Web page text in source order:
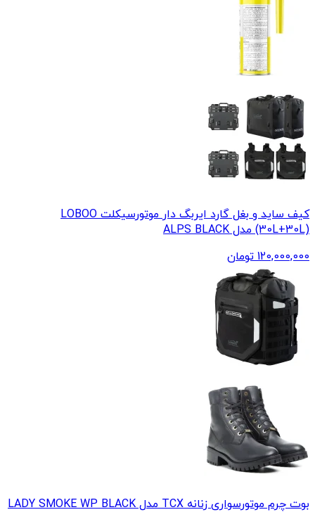
کیف ساید و بغل گارد ایربگ دار موتورسیکلت LOBOO
(30L+30L) مدل ALPS BLACK
120,000,000 تومان
بوت چرم موتورسواری زنانه TCX مدل LADY SMOKE WP BLACK